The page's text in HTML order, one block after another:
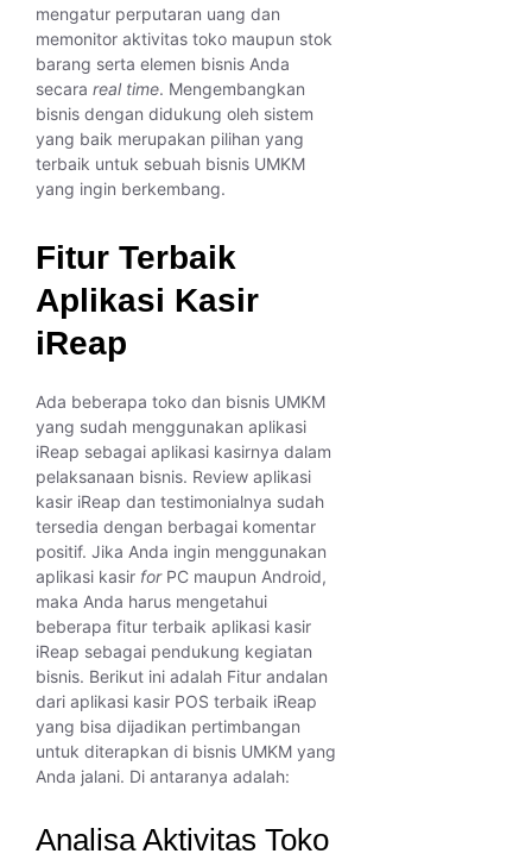
mengatur perputaran uang dan
memonitor aktivitas toko maupun stok
barang serta elemen bisnis Anda
secara real time. Mengembangkan
bisnis dengan didukung oleh sistem
yang baik merupakan pilihan yang
terbaik untuk sebuah bisnis UMKM
yang ingin berkembang.
Fitur Terbaik
Aplikasi Kasir
iReap
Ada beberapa toko dan bisnis UMKM
yang sudah menggunakan aplikasi
iReap sebagai aplikasi kasirnya dalam
pelaksanaan bisnis. Review aplikasi
kasir iReap dan testimonialnya sudah
tersedia dengan berbagai komentar
positif. Jika Anda ingin menggunakan
aplikasi kasir forPC maupun Android,
maka Anda harus mengetahui
beberapa fitur terbaik aplikasi kasir
iReap sebagai pendukung kegiatan
bisnis. Berikut ini adalah Fitur andalan
dari aplikasi kasir POS terbaik iReap
yang bisa dijadikan pertimbangan
untuk diterapkan di bisnis UMKM yang
Anda jalani. Di antaranya adalah:
Analisa Aktivitas Toko